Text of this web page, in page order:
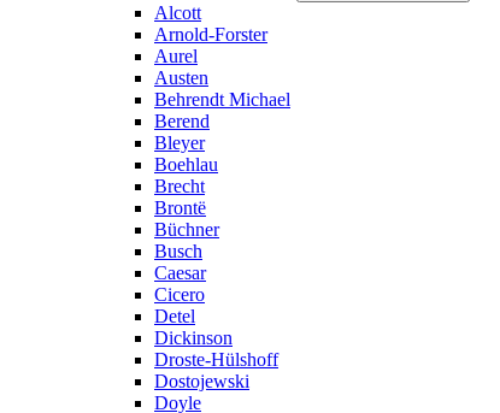
Alcott
Arnold-Forster
Aurel
Austen
Behrendt Michael
Berend
Bleyer
Boehlau
Brecht
Brontë
Büchner
Busch
Caesar
Cicero
Detel
Dickinson
Droste-Hülshoff
Dostojewski
Doyle